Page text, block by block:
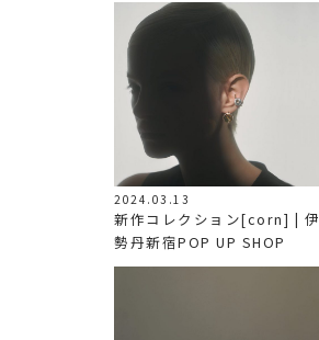
2024.03.13
新作コレクション[corn] | 伊
勢丹新宿POP UP SHOP